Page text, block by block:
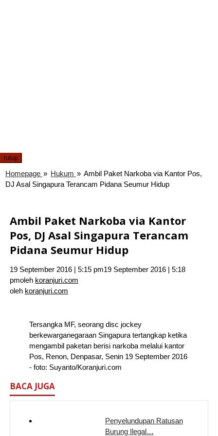
tutup
Homepage » Hukum » Ambil Paket Narkoba via Kantor Pos,
DJ Asal Singapura Terancam Pidana Seumur Hidup
Ambil Paket Narkoba via Kantor
Pos, DJ Asal Singapura Terancam
Pidana Seumur Hidup
19 September 2016 | 5:15 pm19 September 2016 | 5:18
pmoleh koranjuri.com
oleh koranjuri.com
Tersangka MF, seorang disc jockey
berkewarganegaraan Singapura tertangkap ketika
mengambil paketan berisi narkoba melalui kantor
Pos, Renon, Denpasar, Senin 19 September 2016
- foto: Suyanto/Koranjuri.com
BACA JUGA
Penyelundupan Ratusan
Burung Ilegal…